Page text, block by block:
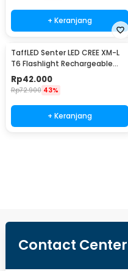
+ Keranjang
TaffLED Senter LED CREE XM-L
T6 Flashlight Rechargeable
500 Lumens - CH1463
Rp42.000
Rp72.900 43%
+ Keranjang
Contact Center